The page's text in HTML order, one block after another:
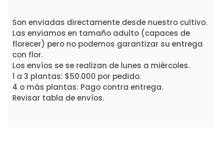
Son enviadas directamente desde nuestro cultivo.
Las enviamos en tamaño adulto (capaces de
florecer) pero no podemos garantizar su entrega
con flor.
Los envíos se se realizan de lunes a miércoles.
1 a 3 plantas: $50.000 por pedido.
4 o más plantas: Pago contra entrega.
Revisar tabla de envíos.